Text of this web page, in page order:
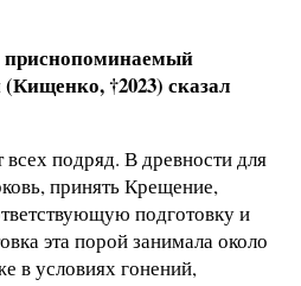
приснопоминаемый
†2023) сказал
подряд. В древности для
принять Крещение,
подготовку и
эта порой занимала около
в условиях гонений,